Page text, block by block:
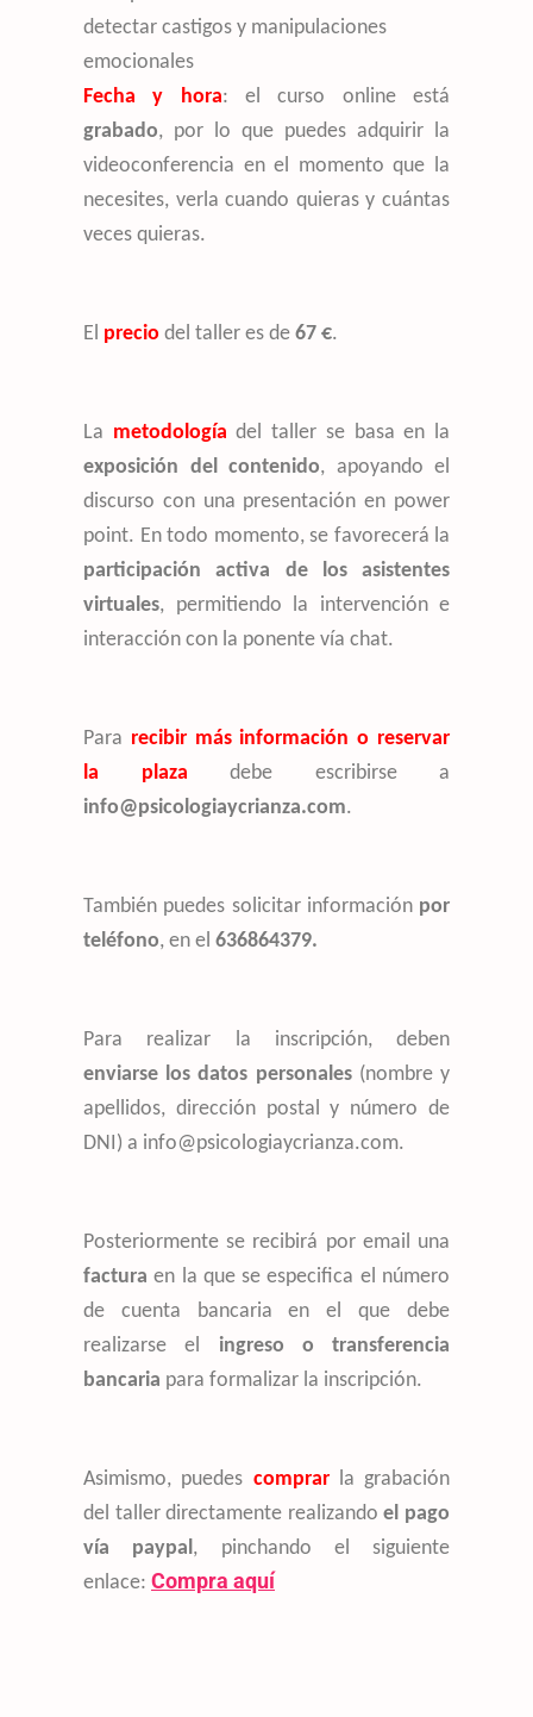
detectar castigos y manipulaciones
emocionales
Fecha y hora: el curso online está
grabado, por lo que puedes adquirir la
videoconferencia en el momento que la
necesites, verla cuando quieras y cuántas
veces quieras.
El precio del taller es de 67 €.
La metodología del taller se basa en la
exposición del contenido, apoyando el
discurso con una presentación en power
point. En todo momento, se favorecerá la
participación activa de los asistentes
virtuales, permitiendo la intervención e
interacción con la ponente vía chat.
Para recibir más información o reservar
la plaza debe escribirse a
info@psicologiaycrianza.com.
También puedes solicitar información por
teléfono, en el 636864379.
Para realizar la inscripción, deben
enviarse los datos personales(nombre y
apellidos, dirección postal y número de
DNI) a info@psicologiaycrianza.com.
Posteriormente se recibirá por email una
factura en la que se especifica el número
de cuenta bancaria en el que debe
realizarse el ingreso o transferencia
bancaria para formalizar la inscripción.
Asimismo, puedes comprarla grabación
del taller directamente realizandoel pago
vía paypal, pinchando el siguiente
enlace: Compra aquí